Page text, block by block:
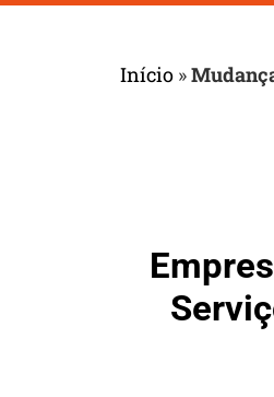
Início »